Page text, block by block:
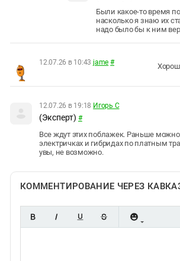
Были какое-то время
насколько я знаю их
надо было бы к ним
12.07.26 в 10:43 jame #
12.07.26 в 19:18 Игорь С
(Эксперт) #
Все ждут этих поблажек. Раньше
электричках и гибридах по платным
увы, не возможно.
КОММЕНТИРОВАНИЕ ЧЕРЕЗ